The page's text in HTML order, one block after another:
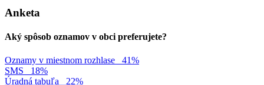
Anketa
Aký spôsob oznamov v obci preferujete?
Oznamy v miestnom rozhlase
41%
SMS
18%
Úradná tabuľa
22%